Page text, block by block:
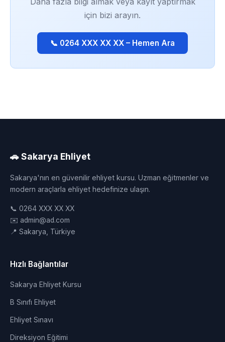
için bizi arayın.
📞 0264 XXX XX XX – Hemen Ara
🚗 Sakarya Ehliyet
Sakarya'nın en güvenilir ehliyet kursu. Uzman eğitmenler ve
modern araçlarla ehliyet hedefinize ulaşın.
📞 0264 XXX XX XX
✉️ admin@ad.com
📍 Sakarya, Türkiye
Hızlı Bağlantılar
Sakarya Ehliyet Kursu
B Sınıfı Ehliyet
Ehliyet Sınavı
Direksiyon Eğitimi